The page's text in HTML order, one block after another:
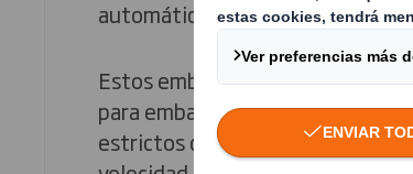
automático.
Estos embalajes, que a simple
para embalar productos,
estrictos controles para